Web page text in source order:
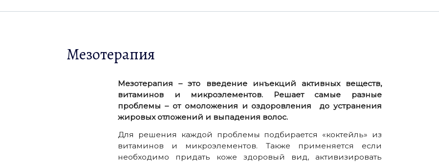
Мезотерапия
Мезотерапия – это введение инъекций активных веществ,
витаминов и микроэлементов. Решает самые разные
проблемы – от омоложения и оздоровления до устранения
жировых отложений и выпадения волос.
Для решения каждой проблемы подбирается «коктейль» из
витаминов и микроэлементов. Также применяется если
необходимо придать коже здоровый вид, активизировать